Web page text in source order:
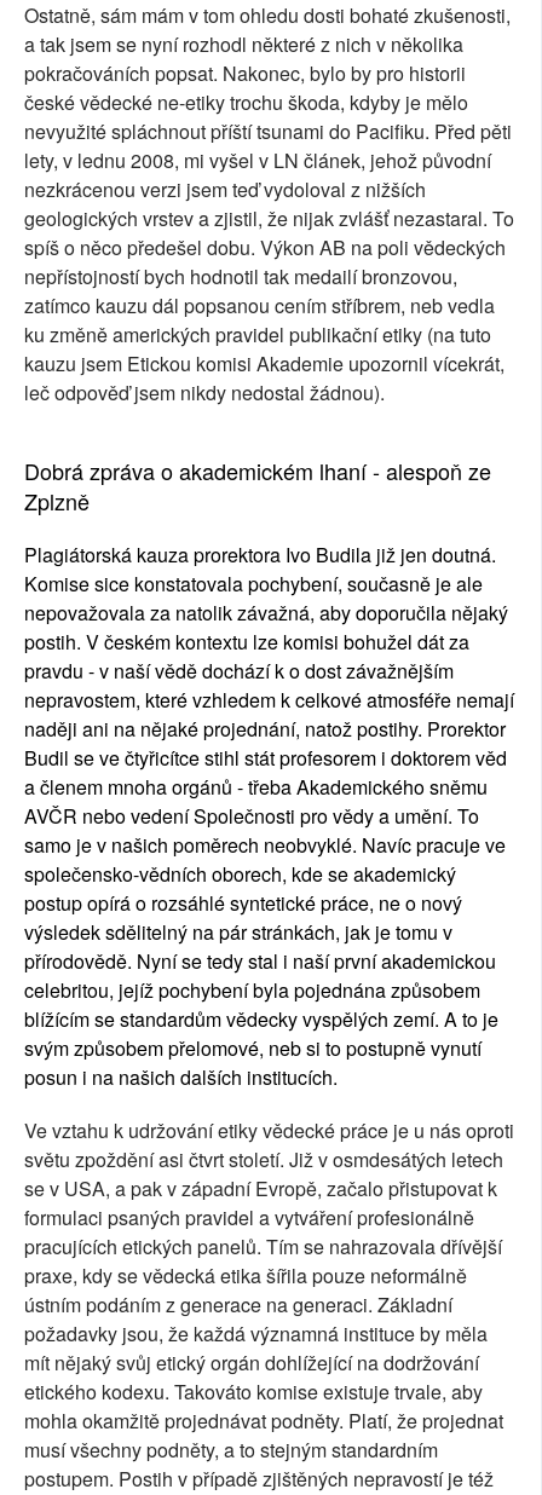
Ostatně, sám mám v tom ohledu dosti bohaté zkušenosti,
a tak jsem se nyní rozhodl některé z nich v několika
pokračováních popsat. Nakonec, bylo by pro historii
české vědecké ne-etiky trochu škoda, kdyby je mělo
nevyužité spláchnout příští tsunami do Pacifiku. Před pěti
lety, v lednu 2008, mi vyšel v LN článek, jehož původní
nezkrácenou verzi jsem teď vydoloval z nižších
geologických vrstev a zjistil, že nijak zvlášť nezastaral. To
spíš o něco předešel dobu. Výkon AB na poli vědeckých
nepřístojností bych hodnotil tak medailí bronzovou,
zatímco kauzu dál popsanou cením stříbrem, neb vedla
ku změně amerických pravidel publikační etiky (na tuto
kauzu jsem Etickou komisi Akademie upozornil vícekrát,
leč odpověď jsem nikdy nedostal žádnou).
Dobrá zpráva o akademickém lhaní - alespoň ze
Zplzně
Plagiátorská kauza prorektora Ivo Budila již jen doutná.
Komise sice konstatovala pochybení, současně je ale
nepovažovala za natolik závažná, aby doporučila nějaký
postih. V českém kontextu lze komisi bohužel dát za
pravdu - v naší vědě dochází k o dost závažnějším
nepravostem, které vzhledem k celkové atmosféře nemají
naději ani na nějaké projednání, natož postihy. Prorektor
Budil se ve čtyřicítce stihl stát profesorem i doktorem věd
a členem mnoha orgánů - třeba Akademického sněmu
AVČR nebo vedení Společnosti pro vědy a umění. To
samo je v našich poměrech neobvyklé. Navíc pracuje ve
společensko-vědních oborech, kde se akademický
postup opírá o rozsáhlé syntetické práce, ne o nový
výsledek sdělitelný na pár stránkách, jak je tomu v
přírodovědě. Nyní se tedy stal i naší první akademickou
celebritou, jejíž pochybení byla pojednána způsobem
blížícím se standardům vědecky vyspělých zemí. A to je
svým způsobem přelomové, neb si to postupně vynutí
posun i na našich dalších institucích.
Ve vztahu k udržování etiky vědecké práce je u nás oproti
světu zpoždění asi čtvrt století. Již v osmdesátých letech
se v USA, a pak v západní Evropě, začalo přistupovat k
formulaci psaných pravidel a vytváření profesionálně
pracujících etických panelů. Tím se nahrazovala dřívější
praxe, kdy se vědecká etika šířila pouze neformálně
ústním podáním z generace na generaci. Základní
požadavky jsou, že každá významná instituce by měla
mít nějaký svůj etický orgán dohlížející na dodržování
etického kodexu. Takováto komise existuje trvale, aby
mohla okamžitě projednávat podněty. Platí, že projednat
musí všechny podněty, a to stejným standardním
postupem. Postih v případě zjištěných nepravostí je též